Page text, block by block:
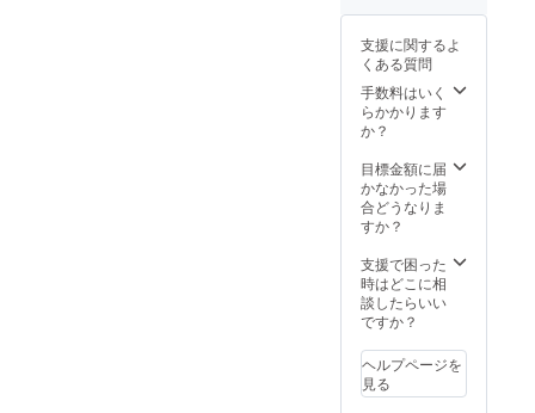
い
なりま
すが、
イベン
ト年間
参加権
はお申
次提供
予定で
す。
2月：私
もでき
る政治
参加
6月：幅
込むイ
ベント
を企画
10月：
幅広い
層を巻
き込む
トを企
画中
（予
す。
では、
以下の
計6回の
イベン
す。 ▼
議員会
館：議
てを考
えるイ
ベント
3月：
きる保
育園を
増やす
泊が伴
は宿泊
費は別
途御支
給くだ
す。 ※
後から1
年間、1
回ご利
用いた
開催日
時は別
途ご協
開催会
場・集
客・東
京から
費2人
分、宿
泊が伴
支援に関するよ
くある質問
手数料はいく
らかかります
か？
目標金額に届
かなかった場
合どうなりま
すか？
支援で困った
時はどこに相
談したらいい
ですか？
ヘルプページを
見る